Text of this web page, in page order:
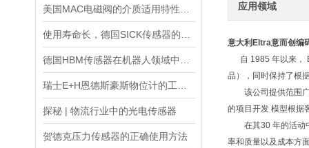
探秘 | 物流行业中的光电传感器
贺德克压力传感器的正确使用方法
应用领域
意大利Eltra意而创编
自 1985 年以来，
品），同时保持了根
该公司提供范围广
的项目开发 模型根据
在其30 年的活动中
率和质量以及成本方